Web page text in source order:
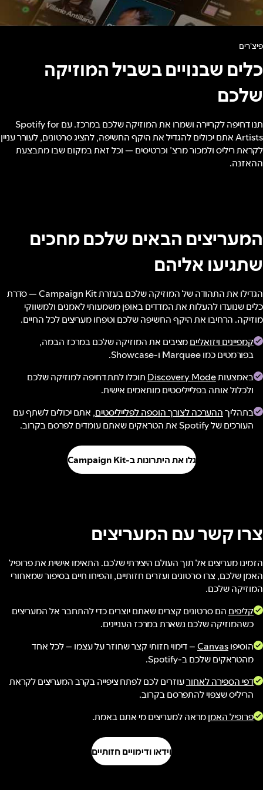
פיצ'רים
כלים שבנויים בשביל המוזיקה
שלכם
תנו דחיפה לקריירה ושמרו את המוזיקה שלכם במרכז. עם Spotify for
Artists אתם יכולים להגדיל את היקף החשיפה, להציג סרטונים, לעורר עניין
לקראת ריליס ולמכור מרצ’ וכרטיסים — וכל זאת במקום שבו מתבצעת
ההאזנה.
המעריצים הבאים שלכם מחכים
שתגיעו אליהם
הגדילו את התהודה של המוזיקה שלכם בעזרת Campaign Kit — סדרת
כלים שנועדו להעלות את המדדים באופן משמעותי לאמנים ולמשווקי
מוזיקה. הרחיבו את היקף החשיפה שלכם וטפחו מעריצים לכל החיים.
קמפיינים ויזואלייםמציבים את המוזיקה שלכם במרכז הבמה,
בפורמטים כמו Marquee ו-Showcase.
באמצעותDiscovery Mode תוכלו לתת דחיפה למוזיקה שלכם
ולכלול אותה בפלייליסטים מותאמים אישית.
בתהליךההערכה לצורך הוספה לפלייליסטים, אתם יכולים לשתף עם
העורכים של Spotify את הטראקים שאתם עומדים לפרסם בקרוב.
גלו את היתרונות ב-Campaign Kit
צרו קשר עם המעריצים
הזמינו מעריצים אל תוך העולם היצירתי שלכם. התאימו אישית את פרופיל
האמן שלכם, צרו סרטונים ועזרים חזותיים, והפיחו חיים בסיפור שמאחורי
המוזיקה שלכם.
קליפים הם סרטונים קצרים שאתם יוצרים כדי להתחבר אל המעריצים
כשהמוזיקה שלכם נשארת במרכז העניינים.
הוסיפוCanvas– דימוי חזותי קצר שחוזר על עצמו – לכל אחד
מהטראקים שלכם ב-Spotify.
דפי הספירה לאחורעוזרים לכם לפתח ציפייה בקרב המעריצים לקראת
הריליס שצפוי להתפרסם בקרוב.
פרופיל האמןמראה למעריצים מי אתם באמת.
וידאו ודימויים חזותיים